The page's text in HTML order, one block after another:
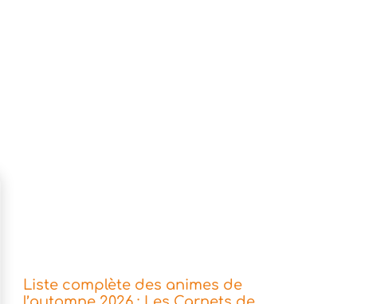
Liste complète des animes de